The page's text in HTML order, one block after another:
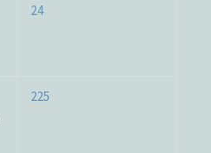
24
225